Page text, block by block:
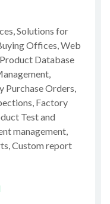
Solutions for
Offices, Web
Database
Purchase Orders,
Factory
Test and
management,
Custom report